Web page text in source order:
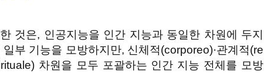
것은, 인공지능을 인간 지능과 동일한 차원에 두지
부 기능을 모방하지만, 신체적(corporeo)·관계적(re
차원을 모두 포괄하는 인간 지능 전체를 모방